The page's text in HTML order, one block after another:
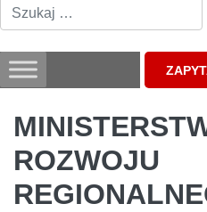
ROZWOJU